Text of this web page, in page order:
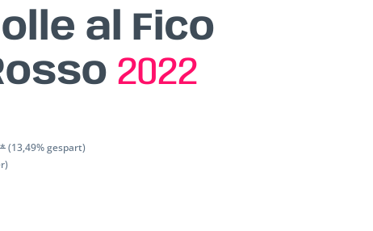
al Fico
2022
(13,49% gespart)